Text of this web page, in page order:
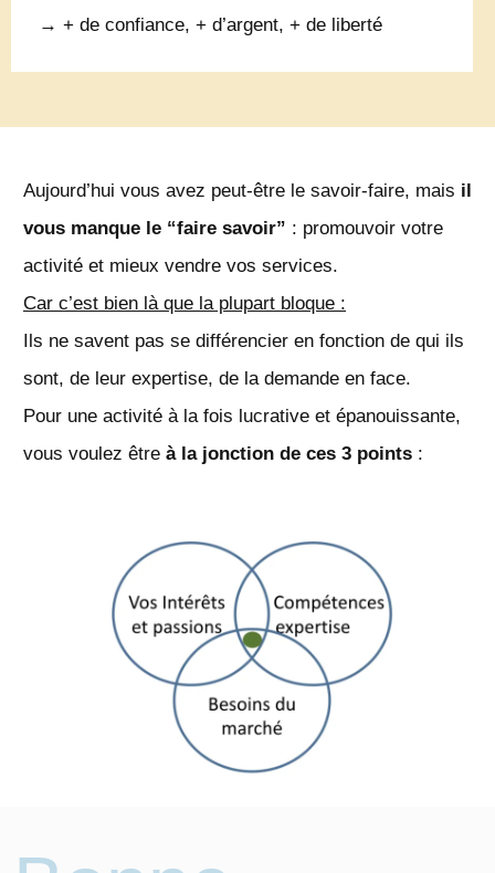
→ + de confiance, + d’argent, + de liberté
Aujourd’hui vous avez peut-être le savoir-faire, mais il
vous manque le “faire savoir” : promouvoir votre
activité et mieux vendre vos services.
Car c’est bien là que la plupart bloque :
Ils ne savent pas se différencier en fonction de qui ils
sont, de leur expertise, de la demande en face.
Pour une activité à la fois lucrative et épanouissante,
vous voulez être à la jonction de ces 3 points :